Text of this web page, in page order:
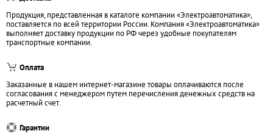
Продукция, представленная в каталоге компании «Электроавтоматика»,
поставляется по всей территории России. Компания «Электроавтоматика»
выполняет доставку продукции по РФ через удобные покупателям
транспортные компании.
Оплата
Заказанные в нашем интернет-магазине товары оплачиваются после
согласования с менеджером путем перечисления денежных средств на
расчетный счет.
Гарантии